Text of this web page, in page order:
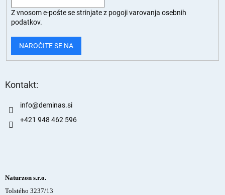
Z vnosom e-pošte se strinjate z pogoji varovanja osebnih
podatkov.
NAROČITE SE NA
Kontakt:
info@deminas.si
+421 948 462 596
Naturzon s.r.o.
Tolstého 3237/13